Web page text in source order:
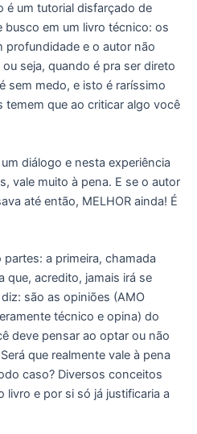
é um tutorial disfarçado de
busco em um livro técnico: os
e o autor não
seja, quando é pra ser direto
sem medo, e isto é raríssimo
temem que ao criticar algo você
diálogo e nesta experiência
vale muito à pena. E se o autor
até então, MELHOR ainda! É
a primeira, chamada
que, acredito, jamais irá se
são as opiniões (AMO
técnico e opina) do
deve pensar ao optar ou não
que realmente vale à pena
caso? Diversos conceitos
e por si só já justificaria a